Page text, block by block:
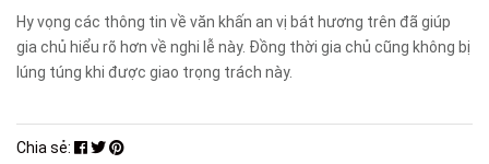
Hy vọng các thông tin về văn khấn an vị bát hương trên đã giúp
gia chủ hiểu rõ hơn về nghi lễ này. Đồng thời gia chủ cũng không bị
lúng túng khi được giao trọng trách này.
Chia sẻ: